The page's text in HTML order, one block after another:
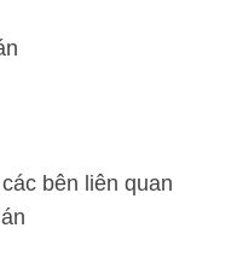
bên liên quan